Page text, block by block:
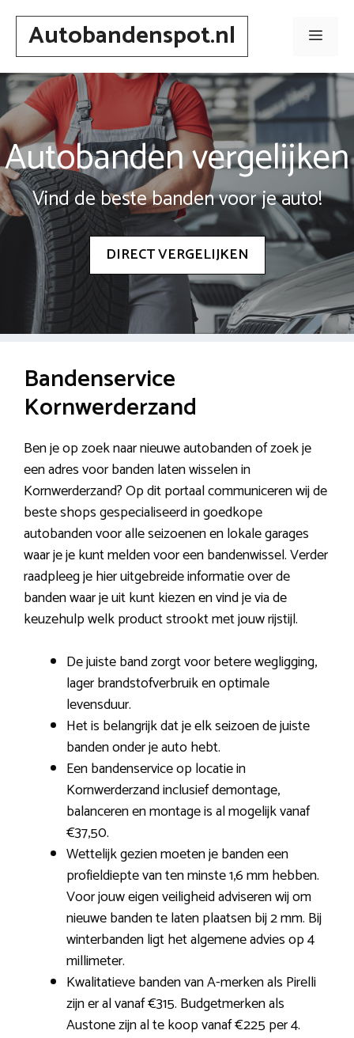
Spring
inhoudAutobandenspot.nl Menu
Autobanden vergelijken
Vind de beste banden voor je auto!
DIRECT VERGELIJKEN
Bandenservice
Kornwerderzand
Ben je op zoek naar nieuwe autobanden of zoek je
een adres voor banden laten wisselen in
Kornwerderzand? Op dit portaal communiceren wij de
beste shops gespecialiseerd in goedkope
autobanden voor alle seizoenen en lokale garages
waar je je kunt melden voor een bandenwissel. Verder
raadpleeg je hier uitgebreide informatie over de
banden waar je uit kunt kiezen en vind je via de
keuzehulp welk product strookt met jouw rijstijl.
De juiste band zorgt voor betere wegligging,
lager brandstofverbruik en optimale
levensduur.
Het is belangrijk dat je elk seizoen de juiste
banden onder je auto hebt.
Een bandenservice op locatie in
Kornwerderzand inclusief demontage,
balanceren en montage is al mogelijk vanaf
€37,50.
Wettelijk gezien moeten je banden een
profieldiepte van ten minste 1,6 mm hebben.
Voor jouw eigen veiligheid adviseren wij om
nieuwe banden te laten plaatsen bij 2 mm. Bij
winterbanden ligt het algemene advies op 4
millimeter.
Kwalitatieve banden van A-merken als Pirelli
zijn er al vanaf €315. Budgetmerken als
Austone zijn al te koop vanaf €225 per 4.